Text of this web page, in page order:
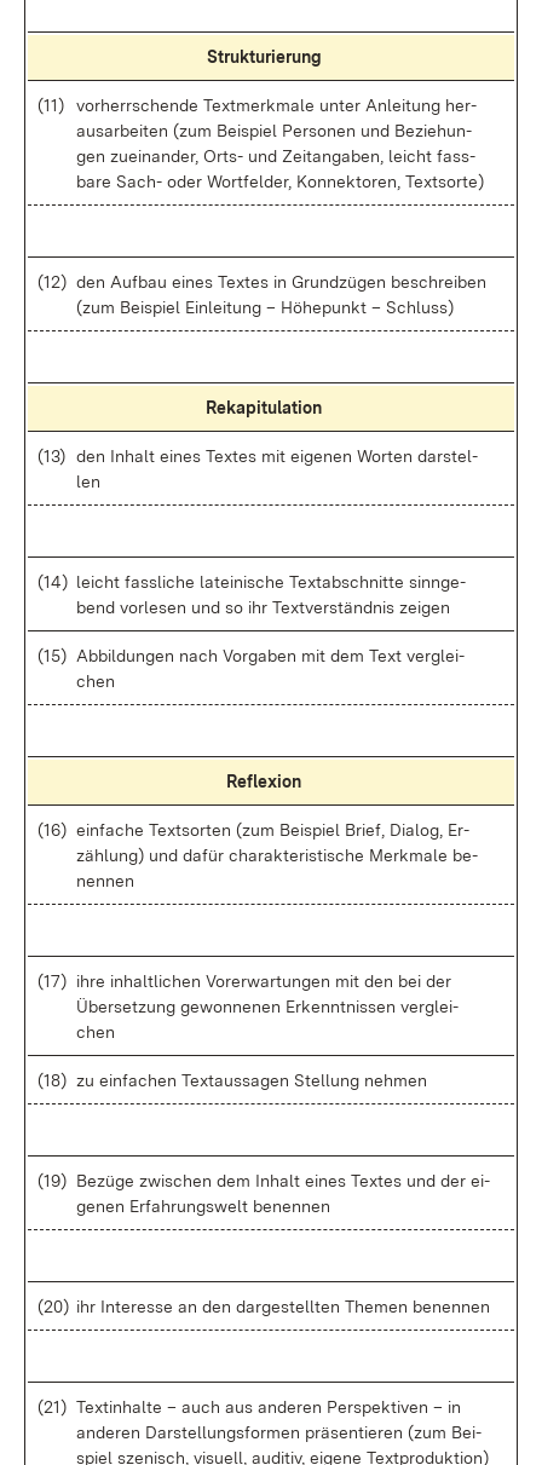
Struk­tu­rie­rung
(11)
vor­herr­schen­de Text­merk­ma­le un­ter An­lei­tung her­
aus­ar­bei­ten (zum Bei­spiel Per­so­nen und Be­zie­hun­
gen zu­ein­an­der, Orts- und Zeit­an­ga­ben, leicht fass­
ba­re Sach- oder Wort­fel­der, Kon­nek­to­ren, Text­sor­te)
(12) den Auf­bau ei­nes Tex­tes in Grund­zü­gen be­schrei­ben
(zum Bei­spiel Ein­lei­tung – Hö­he­punkt – Schluss)
Re­ka­pi­tu­la­ti­on
(13) den In­halt ei­nes Tex­tes mit ei­ge­nen Wor­ten dar­stel­
len
(14) leicht fass­li­che la­tei­ni­sche Text­ab­schnit­te sinn­ge­
bend vor­le­sen und so ihr Text­ver­ständ­nis zei­gen
(15) Ab­bil­dun­gen nach Vor­ga­ben mit dem Text ver­glei­
chen
Re­fle­xi­on
(16) ein­fa­che Text­sor­ten (zum Bei­spiel Brief, Dia­log, Er­
zäh­lung) und da­für cha­rak­te­ris­ti­sche Merk­ma­le be­
nen­nen
(17) ih­re in­halt­li­chen Vor­er­war­tun­gen mit den bei der
Über­set­zung ge­won­ne­nen Er­kennt­nis­sen ver­glei­
chen
(18) zu ein­fa­chen Text­aus­sa­gen Stel­lung neh­men
(19) Be­zü­ge zwi­schen dem In­halt ei­nes Tex­tes und der ei­
ge­nen Er­fah­rungs­welt be­nen­nen
(20) ihr In­ter­es­se an den dar­ge­stell­ten The­men be­nen­nen
(21) Textin­hal­te – auch aus an­de­ren Per­spek­ti­ven – in
an­de­ren Dar­stel­lungs­for­men prä­sen­tie­ren (zum Bei­
spiel sze­nisch, vi­su­ell, au­di­tiv, ei­ge­ne Text­pro­duk­ti­on)